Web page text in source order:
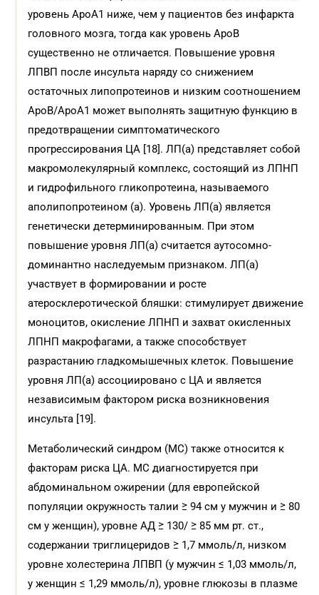
уровень ApoA1 ниже, чем у пациентов без инфаркта
головного мозга, тогда как уровень ApoB
существенно не отличается. Повышение уровня
ЛПВП после инсульта наряду со снижением
остаточных липопротеинов и низким соотношением
ApoB/ApoA1 может выполнять защитную функцию в
предотвращении симптоматического
прогрессирования ЦА [18]. ЛП(а) представляет собой
макромолекулярный комплекс, состоящий из ЛПНП
и гидрофильного гликопротеина, называемого
аполипопротеином (а). Уровень ЛП(а) является
генетически детерминированным. При этом
повышение уровня ЛП(а) считается аутосомно-
доминантно наследуемым признаком. ЛП(а)
участвует в формировании и росте
атеросклеротической бляшки: стимулирует движение
моноцитов, окисление ЛПНП и захват окисленных
ЛПНП макрофагами, а также способствует
разрастанию гладкомышечных клеток. Повышение
уровня ЛП(а) ассоциировано с ЦА и является
независимым фактором риска возникновения
инсульта [19].
Метаболический синдром (МС) также относится к
факторам риска ЦА. МС диагностируется при
абдоминальном ожирении (для европейской
популяции окружность талии ≥ 94 см у мужчин и ≥ 80
см у женщин), уровне АД ≥ 130/ ≥ 85 мм рт. ст.,
содержании триглицеридов ≥ 1,7 ммоль/л, низком
уровне холестерина ЛПВП (у мужчин ≤ 1,03 ммоль/л,
у женщин ≤ 1,29 ммоль/л), уровне глюкозы в плазме